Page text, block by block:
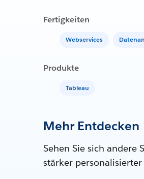
Fertigkeiten
Webservices
Produkte
Tableau
Mehr Entdecken
Sehen Sie sich andere
stärker